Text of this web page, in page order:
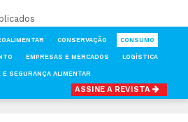
CONSERVAÇÃO CONSUMO
EMPRESAS E MERCADOS LOGÍSTICA
E SEGURANÇA ALIMENTAR
ASSINE A REVISTA